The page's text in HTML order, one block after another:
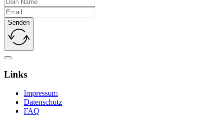
Senden
Links
Impressum
Datenschutz
FAQ